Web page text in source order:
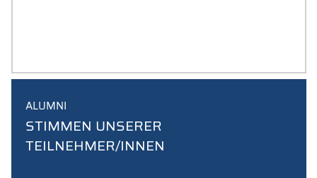
ALUMNI
STIMMEN UNSERER
TEILNEHMER/INNEN